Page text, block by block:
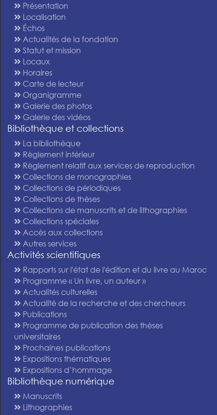
Présentation
Localisation
Échos
Actualités de la fondation
Statut et mission
Locaux
Horaires
Carte de lecteur
Organigramme
Galerie des photos
Galerie des vidéos
Bibliothèque et collections
La bibliothèque
Règlement intérieur
Règlement relatif aux services de reproduction
Collections de monographies
Collections de périodiques
Collections de thèses
Collections de manuscrits et de lithographies
Collections spéciales
Accès aux collections
Autres services
Activités scientifiques
Rapports sur l'état de l'édition et du livre au Maroc
Programme « Un livre, un auteur »
Actualités culturelles
Actualité de la recherche et des chercheurs
Publications
Programme de publication des thèses
universitaires
Prochaines publications
Expositions thématiques
Expositions d’hommage
Bibliothèque numérique
Manuscrits
Lithographies